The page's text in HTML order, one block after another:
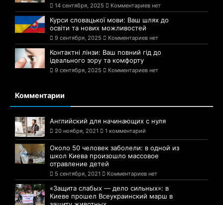
14 сентября, 2025 Комментариев нет
Курси словацької мови: Ваш шлях до
освіти та нових можливостей
9 сентября, 2025 Комментариев нет
Контактні лінзи: Ваш повний гід до
ідеального зору та комфорту
9 сентября, 2025 Комментариев нет
Комментарии
Английский для начинающих с нуля
20 ноября, 2021 1 комментарий
Около 50 человек заболели: в одной из
школ Киева произошло массовое
отравление детей
5 сентября, 2021 Комментариев нет
«Защита слабых — дело сильных»: в
Киеве прошел Всеукраинский марш в